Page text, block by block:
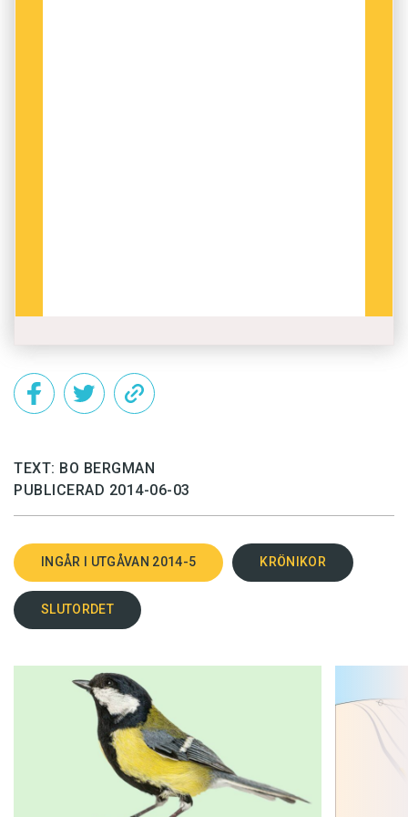
TEXT: BO BERGMAN
PUBLICERAD 2014-06-03
INGÅR I UTGÅVAN 2014-5 KRÖNIKOR
SLUTORDET